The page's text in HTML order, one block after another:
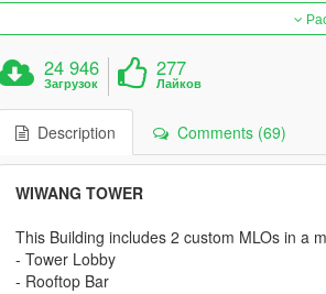
24 946
Загрузок
277
Лайков
Description Comments (69)
WIWANG TOWER
This Building includes 2 custom MLOs in a
- Tower Lobby
- Rooftop Bar